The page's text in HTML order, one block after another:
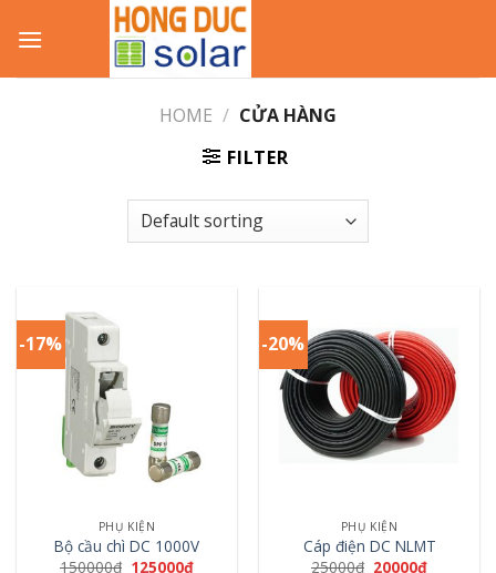
HOME / CỬA HÀNG
FILTER
-17%
PHỤ KIỆN
Bộ cầu chì DC 1000V
150000₫ 125000₫
-20%
PHỤ KIỆN
Cáp điện DC NLMT
25000₫ 20000₫